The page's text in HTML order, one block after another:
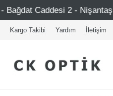
- Nişantaşı – Etiler – Ataşehir
Kargo Takibi Yardım İletişim